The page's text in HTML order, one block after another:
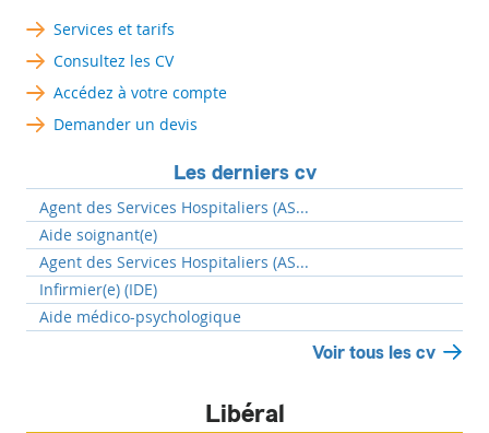
Services et tarifs
Consultez les CV
Accédez à votre compte
Demander un devis
Les derniers cv
Agent des Services Hospitaliers (AS...
Aide soignant(e)
Agent des Services Hospitaliers (AS...
Infirmier(e) (IDE)
Aide médico-psychologique
Voir tous les cv
Libéral